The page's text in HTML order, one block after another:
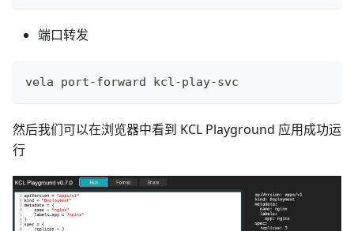
端口转发
vela port-forward kcl-play-svc
然后我们可以在浏览器中看到 KCL Playground 应用成功运
行